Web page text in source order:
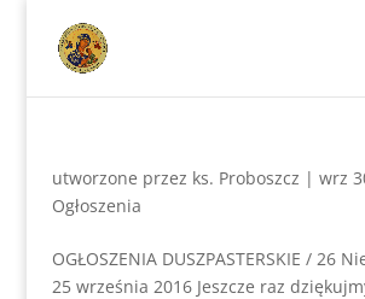
utworzone przez ks. Proboszcz | wrz
Ogłoszenia
OGŁOSZENIA DUSZPASTERSKIE / 26
25 września 2016 Jeszcze raz